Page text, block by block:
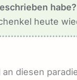
habe?
heute
an diesen